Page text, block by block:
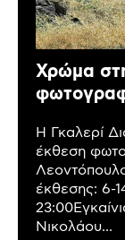
Χρώμα
Η Γκαλερί
έκθεση
έκθεσης: 6-
Νικολάου...